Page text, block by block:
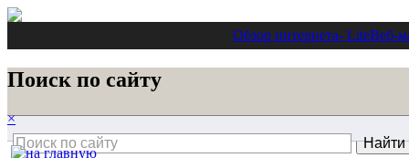
Обзор интернета- LiteВеб-
Поиск по сайту
×